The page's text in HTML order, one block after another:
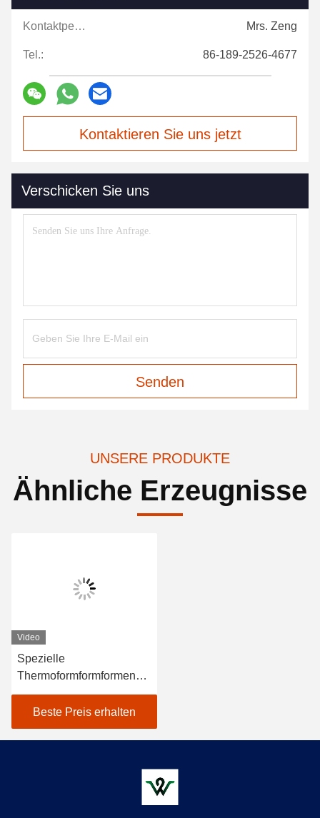
Kontaktpersonen: Mrs. Zeng
Tel.: 86-189-2526-4677
Kontaktieren Sie uns jetzt
Verschicken Sie uns
Senden
UNSERE PRODUKTE
Ähnliche Erzeugnisse
Video
Spezielle
Thermoformformformen
mit glatter
Oberflächendicke
Beste Preis erhalten